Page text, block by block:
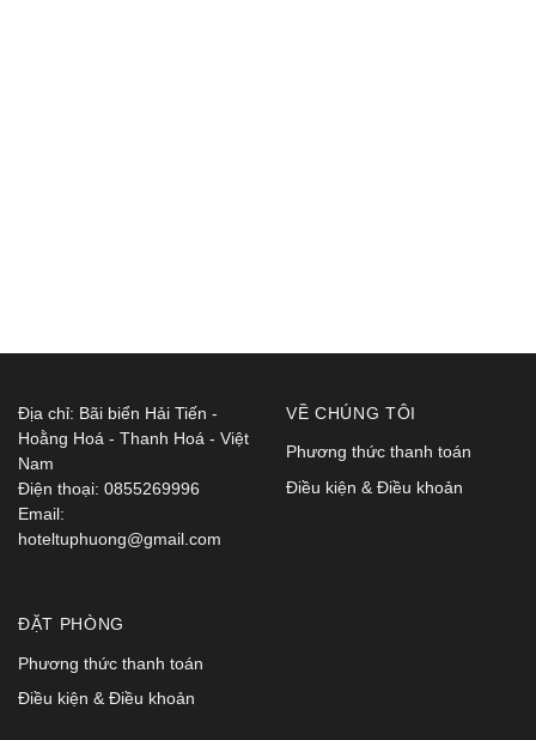
Địa chỉ: Bãi biển Hải Tiến -
Hoằng Hoá - Thanh Hoá - Việt
Nam
Điện thoại: 0855269996
Email:
hoteltuphuong@gmail.com
VỀ CHÚNG TÔI
Phương thức thanh toán
Điều kiện & Điều khoản
ĐẶT PHÒNG
Phương thức thanh toán
Điều kiện & Điều khoản